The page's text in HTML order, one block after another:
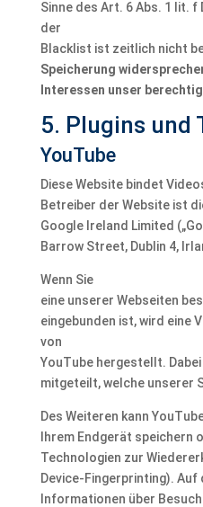
Sinne des Art. 6 Abs. 1 lit. f
der
Blacklist ist zeitlich nicht
Speicherung
Interessen unser
5. Plugins und
YouTube
Diese Website bindet
Betreiber der Website ist
Google Ireland Limited
Barrow Street, Dublin 4,
Wenn Sie
eine unserer Webseiten
eingebunden ist, wird eine
von
YouTube hergestellt.
mitgeteilt, welche unserer
Des Weiteren kann
Ihrem Endgerät speichern
Technologien zur
Device-Fingerprinting). Auf
Informationen über